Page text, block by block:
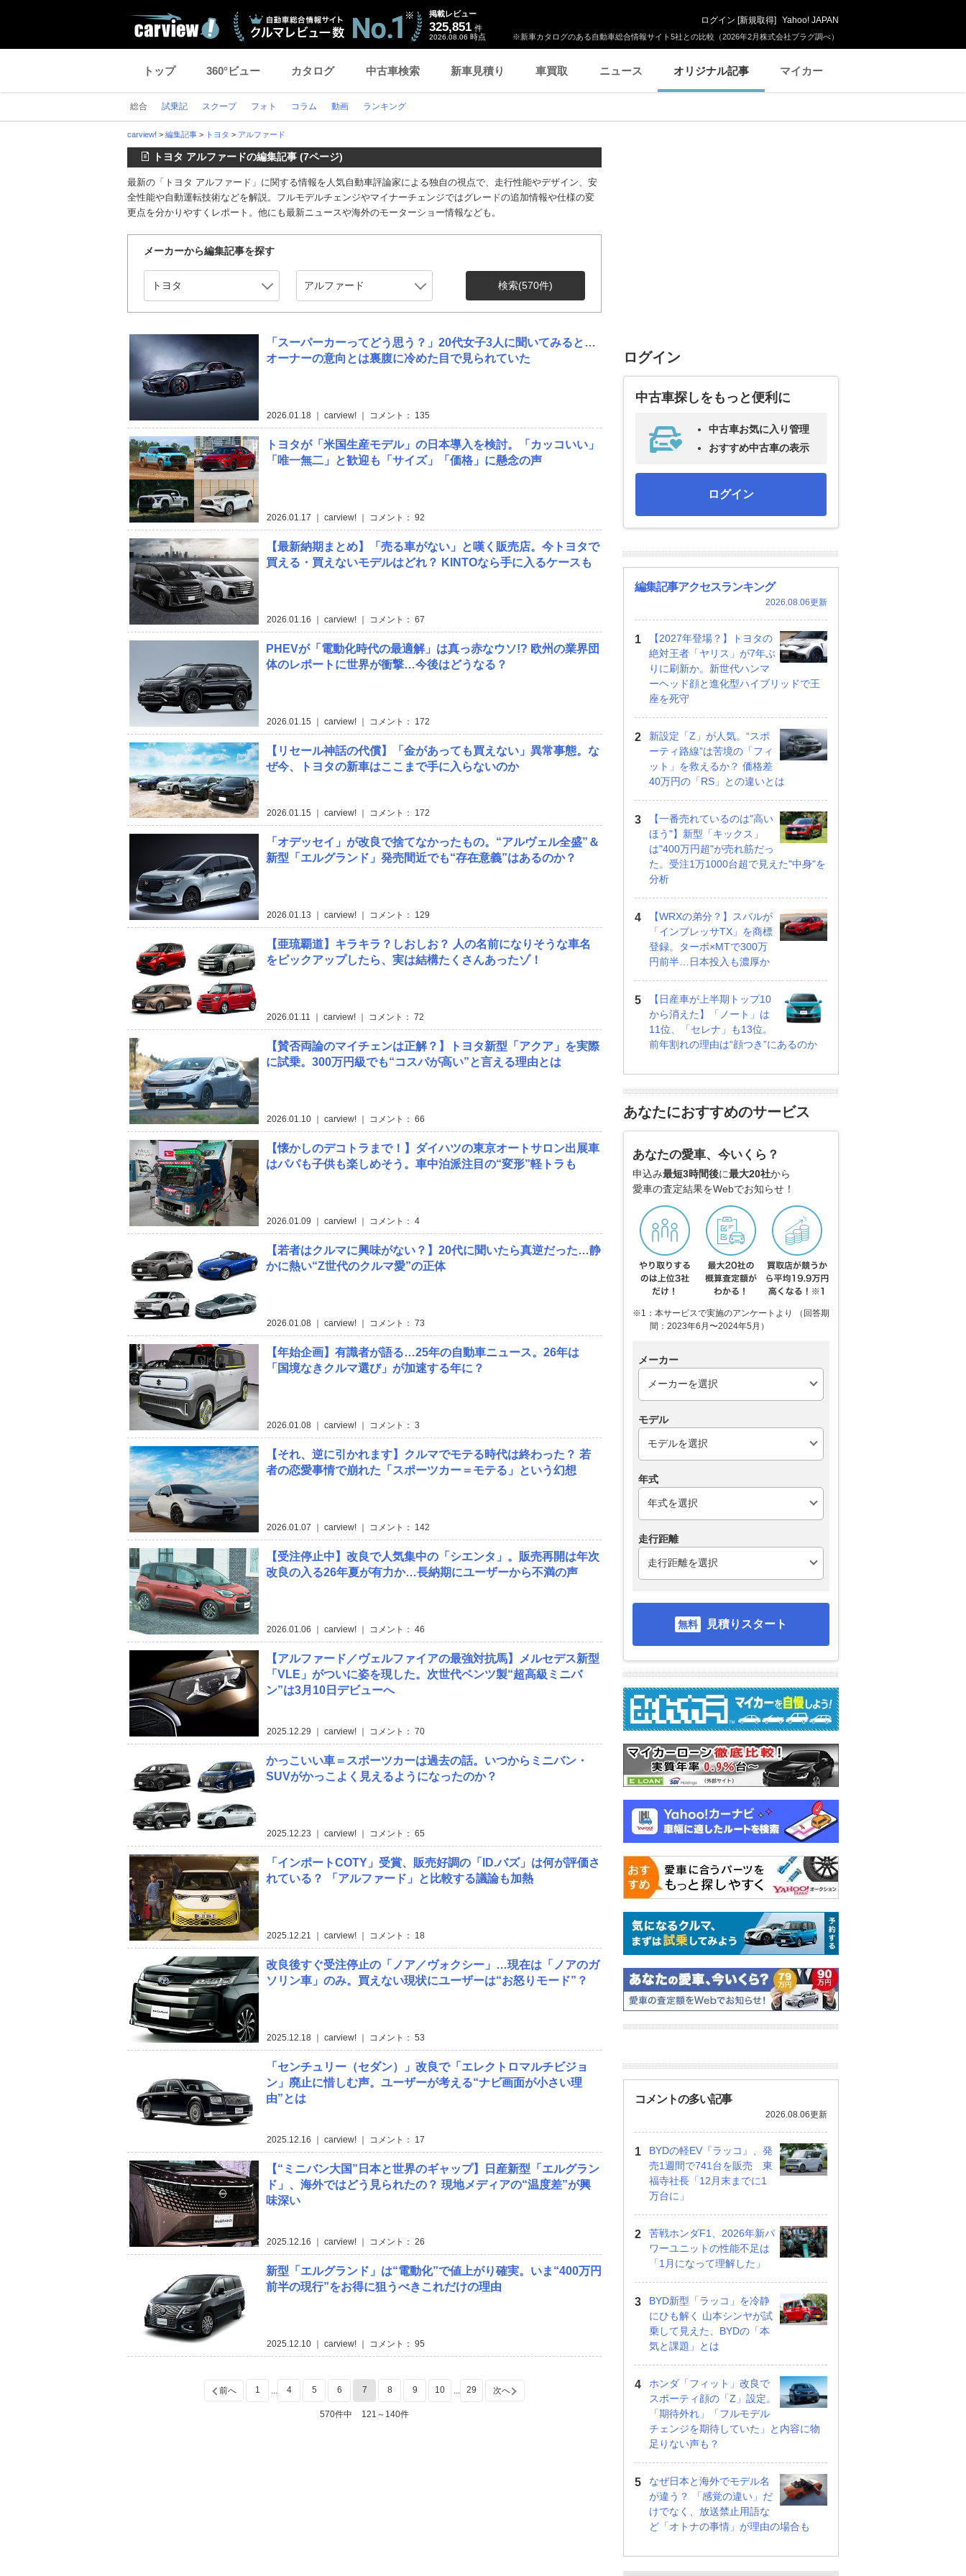
※新車カタログのある自動車総合情報サイト5社との比較（2026年2月株式会社プラグ調べ）
掲載レビュー
325,851 件
2026.08.06 時点
ログイン [新規取得] Yahoo! JAPAN
トップ 360°ビュー カタログ 中古車検索 新車見積り 車買取 ニュース オリジナル記事 マイカー
総合 試乗記 スクープ フォト コラム 動画 ランキング
carview! > 編集記事 > トヨタ > アルファード
トヨタ アルファードの編集記事 (7ページ)
最新の「トヨタ アルファード」に関する情報を人気自動車評論家による独自の視点で、走行性能やデザイン、安
全性能や自動運転技術などを解説。フルモデルチェンジやマイナーチェンジではグレードの追加情報や仕様の変
更点を分かりやすくレポート。他にも最新ニュースや海外のモーターショー情報なども。
メーカーから編集記事を探す
検索(570件)
「スーパーカーってどう思う？」20代女子3人に聞いてみると…
オーナーの意向とは裏腹に冷めた目で見られていた
2026.01.18 ｜ carview! ｜ コメント： 135
トヨタが「米国生産モデル」の日本導入を検討。「カッコいい」
「唯一無二」と歓迎も「サイズ」「価格」に懸念の声
2026.01.17 ｜ carview! ｜ コメント： 92
【最新納期まとめ】「売る車がない」と嘆く販売店。今トヨタで
買える・買えないモデルはどれ？ KINTOなら手に入るケースも
2026.01.16 ｜ carview! ｜ コメント： 67
PHEVが「電動化時代の最適解」は真っ赤なウソ!? 欧州の業界団
体のレポートに世界が衝撃…今後はどうなる？
2026.01.15 ｜ carview! ｜ コメント： 172
【リセール神話の代償】「金があっても買えない」異常事態。な
ぜ今、トヨタの新車はここまで手に入らないのか
2026.01.15 ｜ carview! ｜ コメント： 172
「オデッセイ」が改良で捨てなかったもの。“アルヴェル全盛”＆
新型「エルグランド」発売間近でも“存在意義”はあるのか？
2026.01.13 ｜ carview! ｜ コメント： 129
【亜琉覇道】キラキラ？しおしお？ 人の名前になりそうな車名
をピックアップしたら、実は結構たくさんあったゾ！
2026.01.11 ｜ carview! ｜ コメント： 72
【賛否両論のマイチェンは正解？】トヨタ新型「アクア」を実際
に試乗。300万円級でも“コスパが高い”と言える理由とは
2026.01.10 ｜ carview! ｜ コメント： 66
【懐かしのデコトラまで！】ダイハツの東京オートサロン出展車
はパパも子供も楽しめそう。車中泊派注目の“変形”軽トラも
2026.01.09 ｜ carview! ｜ コメント： 4
【若者はクルマに興味がない？】20代に聞いたら真逆だった…静
かに熱い“Z世代のクルマ愛”の正体
2026.01.08 ｜ carview! ｜ コメント： 73
【年始企画】有識者が語る…25年の自動車ニュース。26年は
「国境なきクルマ選び」が加速する年に？
2026.01.08 ｜ carview! ｜ コメント： 3
【それ、逆に引かれます】クルマでモテる時代は終わった？ 若
者の恋愛事情で崩れた「スポーツカー＝モテる」という幻想
2026.01.07 ｜ carview! ｜ コメント： 142
【受注停止中】改良で人気集中の「シエンタ」。販売再開は年次
改良の入る26年夏が有力か…長納期にユーザーから不満の声
2026.01.06 ｜ carview! ｜ コメント： 46
【アルファード／ヴェルファイアの最強対抗馬】メルセデス新型
「VLE」がついに姿を現した。次世代ベンツ製“超高級ミニバ
ン”は3月10日デビューへ
2025.12.29 ｜ carview! ｜ コメント： 70
かっこいい車＝スポーツカーは過去の話。いつからミニバン・
SUVがかっこよく見えるようになったのか？
2025.12.23 ｜ carview! ｜ コメント： 65
「インポートCOTY」受賞、販売好調の「ID.バズ」は何が評価さ
れている？ 「アルファード」と比較する議論も加熱
2025.12.21 ｜ carview! ｜ コメント： 18
改良後すぐ受注停止の「ノア／ヴォクシー」…現在は「ノアのガ
ソリン車」のみ。買えない現状にユーザーは“お怒りモード”？
2025.12.18 ｜ carview! ｜ コメント： 53
「センチュリー（セダン）」改良で「エレクトロマルチビジョ
ン」廃止に惜しむ声。ユーザーが考える“ナビ画面が小さい理
由”とは
2025.12.16 ｜ carview! ｜ コメント： 17
【“ミニバン大国”日本と世界のギャップ】日産新型「エルグラン
ド」、海外ではどう見られたの？ 現地メディアの“温度差”が興
味深い
2025.12.16 ｜ carview! ｜ コメント： 26
新型「エルグランド」は“電動化”で値上がり確実。いま“400万円
前半の現行”をお得に狙うべきこれだけの理由
2025.12.10 ｜ carview! ｜ コメント： 95
前へ 1 ... 4 5 6 7 8 9 10 ... 29 次へ
570件中 121～140件
ログイン
中古車探しをもっと便利に
中古車お気に入り管理
おすすめ中古車の表示
ログイン
編集記事アクセスランキング
2026.08.06更新
【2027年登場？】トヨタの
絶対王者「ヤリス」が7年ぶ
りに刷新か。新世代ハンマ
ーヘッド顔と進化型ハイブリッドで王
座を死守
新設定「Z」が人気。“スポ
ーティ路線”は苦境の「フィ
ット」を救えるか？ 価格差
40万円の「RS」との違いとは
【一番売れているのは"高い
ほう"】新型「キックス」
は"400万円超"が売れ筋だっ
た。受注1万1000台超で見えた"中身"を
分析
【WRXの弟分？】スバルが
「インプレッサTX」を商標
登録。ターボ×MTで300万
円前半…日本投入も濃厚か
【日産車が上半期トップ10
から消えた】「ノート」は
11位、「セレナ」も13位。
前年割れの理由は“顔つき”にあるのか
あなたにおすすめのサービス
あなたの愛車、今いくら？
申込み最短3時間後に最大20社から
愛車の査定結果をWebでお知らせ！
※1：本サービスで実施のアンケートより （回答期
間：2023年6月〜2024年5月）
メーカー
モデル
年式
走行距離
見積りスタート
コメントの多い記事
2026.08.06更新
BYDの軽EV『ラッコ』、発
売1週間で741台を販売 東
福寺社長「12月末までに1
万台に」
苦戦ホンダF1、2026年新パ
ワーユニットの性能不足は
「1月になって理解した」
BYD新型「ラッコ」を冷静
にひも解く 山本シンヤが試
乗して見えた、BYDの「本
気と課題」とは
ホンダ「フィット」改良で
スポーティ顔の「Z」設定。
「期待外れ」「フルモデル
チェンジを期待していた」と内容に物
足りない声も？
なぜ日本と海外でモデル名
が違う？ 「感覚の違い」だ
けでなく、放送禁止用語な
ど「オトナの事情」が理由の場合も